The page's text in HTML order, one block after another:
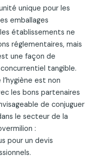
unique pour les
emballages
établissements ne
réglementaires, mais
une façon de
tangible.
est non
les bons partenaires
de conjuguer
le secteur de la
:
pour un devis